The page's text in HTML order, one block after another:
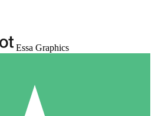
Essa Graphics